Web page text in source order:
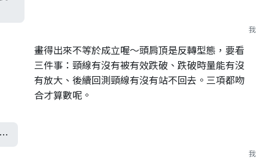
我
畫得出來不等於成立喔～頭肩頂是反轉型態，要看
三件事：頸線有沒有被有效跌破、跌破時量能有沒
有放大、後續回測頸線有沒有站不回去。三項都吻
合才算數呢。
我